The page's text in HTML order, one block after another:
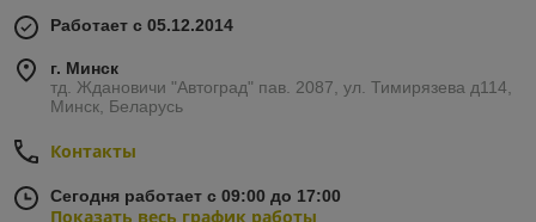
Работает с 05.12.2014
г. Минск
тд. Ждановичи "Автоград" пав. 2087, ул. Тимирязева д114,
Минск, Беларусь
Контакты
Сегодня работает с 09:00 до 17:00
Показать весь график работы